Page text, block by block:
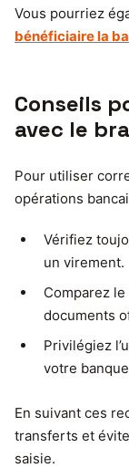
Vous pourriez
bénéficiaire la
Conseils
avec le
Pour utiliser
opérations
Vérifiez
un virement.
Comparez
documents
Privilégiez
votre
En suivant ces
transferts et
saisie.